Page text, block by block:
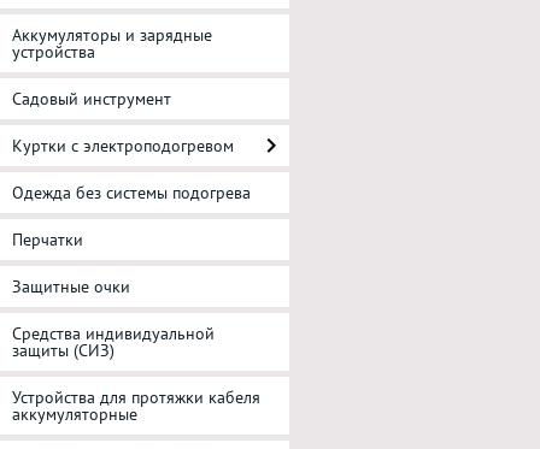
Аккумуляторы и зарядные
устройства
Садовый инструмент
Куртки с электроподогревом
Одежда без системы подогрева
Перчатки
Защитные очки
Средства индивидуальной
защиты (СИЗ)
Устройства для протяжки кабеля
аккумуляторные